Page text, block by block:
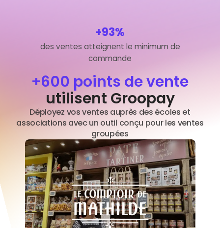
+93%
des ventes atteignent le minimum de
commande
+600 points de vente
utilisent Groopay
Déployez vos ventes auprès des écoles et
associations avec un outil conçu pour les ventes
groupées